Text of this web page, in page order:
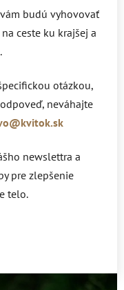
budú vyhovovať
ceste ku krajšej a
otázkou,
neváhajte
newslettra a
pre zlepšenie
telo.